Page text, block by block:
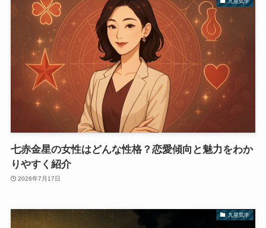
七赤金星の女性はどんな性格？恋愛傾向と魅力をわか
りやすく紹介
2026年7月17日
九星気学